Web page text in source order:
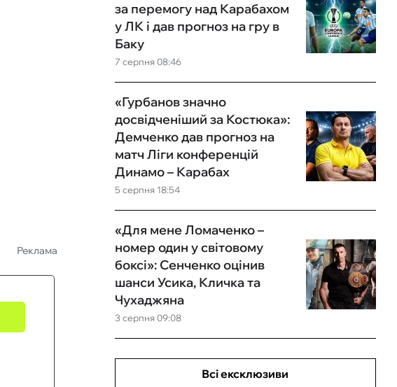
Реклама
7 серпня 08:46
за перемогу над Карабахом
у ЛК і дав прогноз на гру в
Баку
5 серпня 18:54
«Гурбанов значно
досвідченіший за Костюка»:
Демченко дав прогноз на
матч Ліги конференцій
Динамо – Карабах
3 серпня 09:08
«Для мене Ломаченко –
номер один у світовому
боксі»: Сенченко оцінив
шанси Усика, Кличка та
Чухаджяна
Всі ексклюзиви